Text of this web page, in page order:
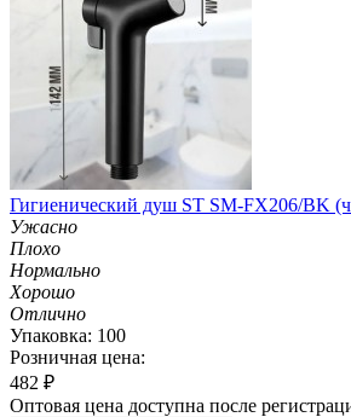
Гигиенический душ ST SM-FX206/BK
Ужасно
Плохо
Нормально
Хорошо
Отлично
Упаковка: 100
Розничная цена:
482 ₽
Оптовая цена доступна после